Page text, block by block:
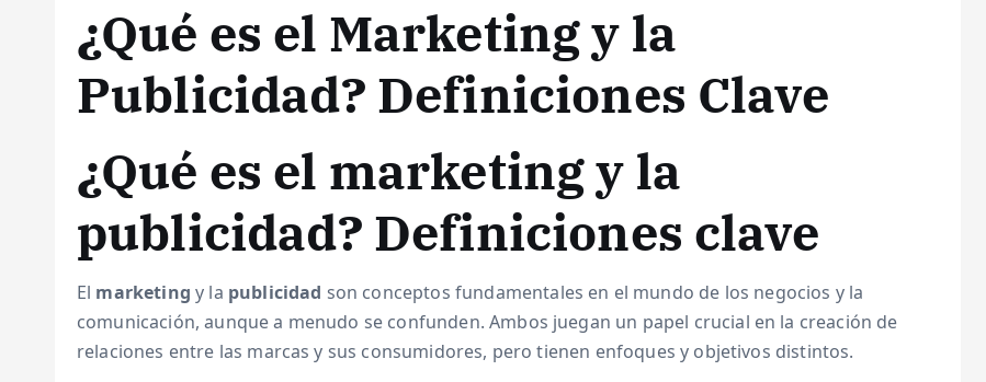
¿Qué es el Marketing y la
Publicidad? Definiciones Clave
¿Qué es el marketing y la
publicidad? Definiciones clave
El marketing y la publicidad son conceptos fundamentales en el mundo de los negocios y la
comunicación, aunque a menudo se confunden. Ambos juegan un papel crucial en la creación de
relaciones entre las marcas y sus consumidores, pero tienen enfoques y objetivos distintos.